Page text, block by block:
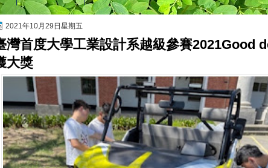
2021年10月29日星期五
灣首度大學工業設計系越級參賽2021Good
大獎